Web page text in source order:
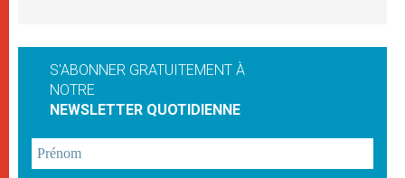
S'ABONNER GRATUITEMENT À
NOTRE
NEWSLETTER QUOTIDIENNE